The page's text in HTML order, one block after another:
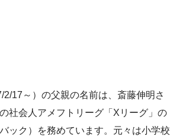
17～）の父親の名前は、斎藤伸明さ
社会人アメフトリーグ「Xリーグ」の
ック）を務めています。元々は小学校